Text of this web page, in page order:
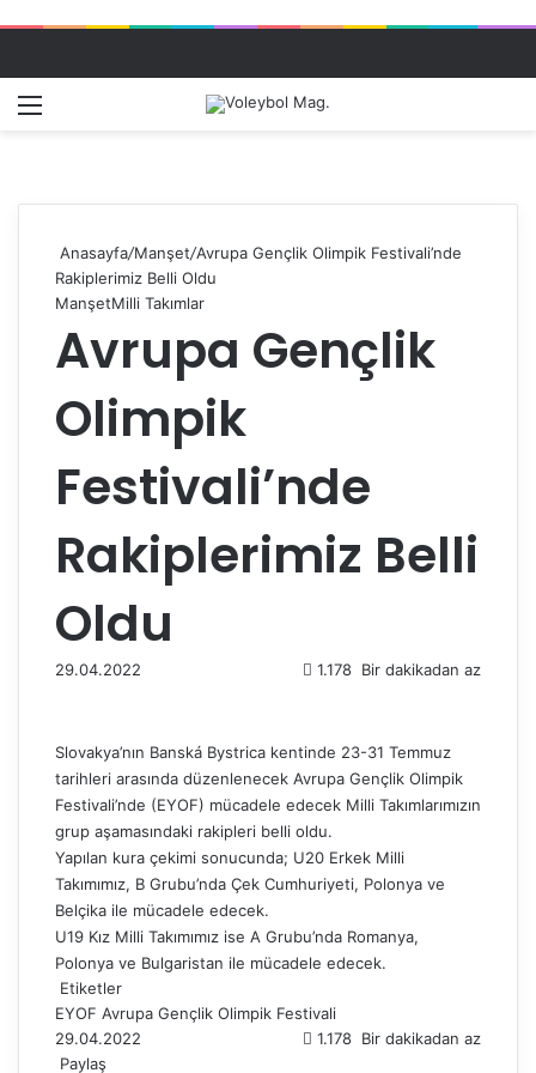
Anasayfa/Manşet/Avrupa Gençlik Olimpik Festivali’nde
Rakiplerimiz Belli Oldu
ManşetMilli Takımlar
Avrupa Gençlik
Olimpik
Festivali’nde
Rakiplerimiz Belli
Oldu
29.04.2022 1.178 Bir dakikadan az
Slovakya’nın Banská Bystrica kentinde 23-31 Temmuz
tarihleri ​​arasında düzenlenecek Avrupa Gençlik Olimpik
Festivali’nde (EYOF) mücadele edecek Milli Takımlarımızın
grup aşamasındaki rakipleri belli oldu.
Yapılan kura çekimi sonucunda; U20 Erkek Milli
Takımımız, B Grubu’nda Çek Cumhuriyeti, Polonya ve
Belçika ile mücadele edecek.
U19 Kız Milli Takımımız ise A Grubu’nda Romanya,
Polonya ve Bulgaristan ile mücadele edecek.
Etiketler
EYOF Avrupa Gençlik Olimpik Festivali
29.04.2022
1.178 Bir dakikadan az
Paylaş